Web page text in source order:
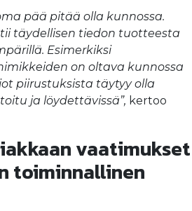
pää pitää olla kunnossa.
täydellisen tiedon tuotteesta
Esimerkiksi
on oltava kunnossa
piirustuksista täytyy olla
ja löydettävissä”, kertoo
vaatimukset
toiminnallinen